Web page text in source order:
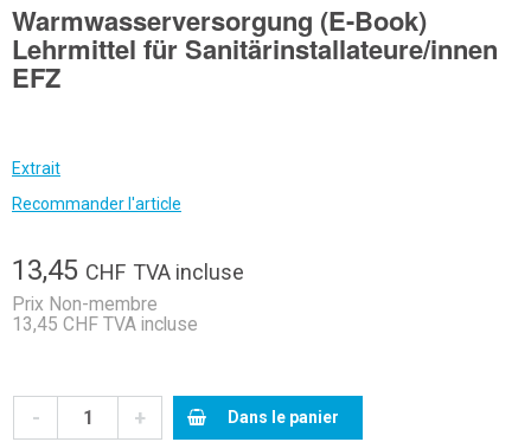
Warmwasserversorgung (E-Book)
Lehrmittel für Sanitärinstallateure/innen
EFZ
Extrait
Recommander l'article
13,45 CHF TVA incluse
Prix Non-membre
13,45 CHF TVA incluse
- + Dans le panier